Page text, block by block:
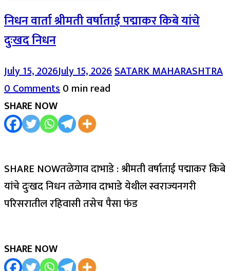
निधन वार्ता श्रीमती वर्षाताई पद्माकर किबे यांचे
दुःखद निधन
July 15, 2026July 15, 2026SATARK MAHARASHTRA
0 Comments0 min read
SHARE NOW
SHARE NOWतळेगाव दाभाडे : श्रीमती वर्षाताई पद्माकर किबे
यांचे दुःखद निधन तळेगाव दाभाडे येथील स्वराज्यनगरी
परिसरातील रहिवासी तसेच पैसा फंड
SHARE NOW